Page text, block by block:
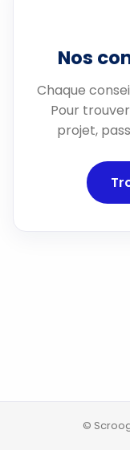
Nos
Chaque
Pour
projet,
©